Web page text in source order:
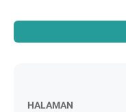
HALAMAN